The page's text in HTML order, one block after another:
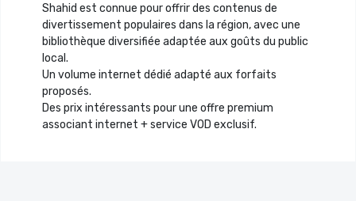
Shahid est connue pour offrir des contenus de
divertissement populaires dans la région, avec une
bibliothèque diversifiée adaptée aux goûts du public
local.
Un volume internet dédié adapté aux forfaits
proposés.
Des prix intéressants pour une offre premium
associant internet + service VOD exclusif.